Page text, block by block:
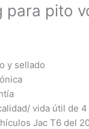
para pito
y sellado
vida útil de 4
Jac T6 del